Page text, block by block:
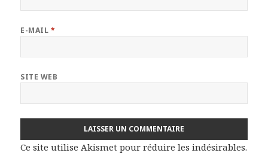
E-MAIL *
SITE WEB
Ce site utilise Akismet pour réduire les indésirables.